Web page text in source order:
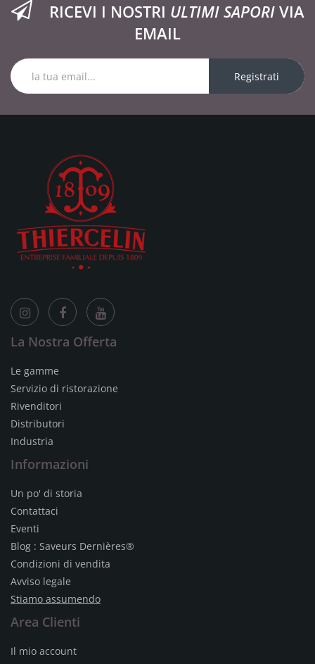
RICEVI I NOSTRI ULTIMI SAPORIVIA
EMAIL
Registrati
La Nostra Offerta
Le gamme
Servizio di ristorazione
Rivenditori
Distributori
Industria
Informazioni
Un po' di storia
Contattaci
Eventi
Blog : Saveurs Dernières®
Condizioni di vendita
Avviso legale
Stiamo assumendo
Area Clienti
Il mio account